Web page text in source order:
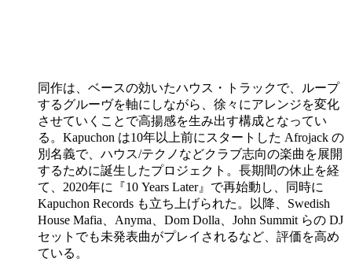
同作は、ベースの効いたハウス・トラックで、ループ
するグルーヴを軸にしながら、徐々にアレンジを変化
させていくことで高揚感を生み出す構成となってい
る。Kapuchon は10年以上前にスタートした Afrojack の
別名義で、ハウス/テクノなどクラブ志向の楽曲を展開
するために誕生したプロジェクト。長期間の休止を経
て、2020年に『10 Years Later』で再始動し、同時に
Kapuchon Records も立ち上げられた。以降、Swedish
House Mafia、Anyma、Dom Dolla、John Summit らの DJ
セットでも未発表曲がプレイされるなど、評価を高め
ている。